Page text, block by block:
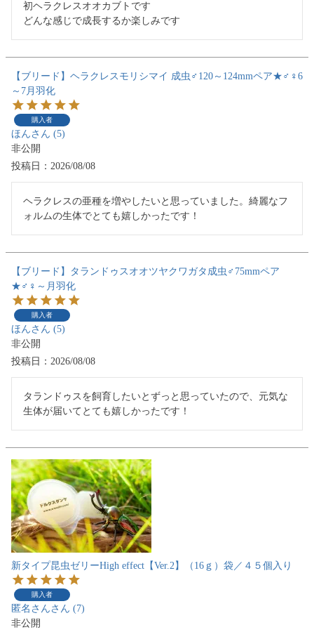
初ヘラクレスオオカブトです
どんな感じで成長するか楽しみです
【ブリード】ヘラクレスモリシマイ 成虫♂120～124mmペア★♂♀6
～7月羽化
購入者
ほん
5
非公開
投稿日
2026/08/08
ヘラクレスの亜種を増やしたいと思っていました。綺麗なフ
ォルムの生体でとても嬉しかったです！
【ブリード】タランドゥスオオツヤクワガタ成虫♂75mmペア
★♂♀～月羽化
購入者
ほん
5
非公開
投稿日
2026/08/08
タランドゥスを飼育したいとずっと思っていたので、元気な
生体が届いてとても嬉しかったです！
新タイプ昆虫ゼリーHigh effect【Ver.2】（16ｇ）袋／４５個入り
購入者
匿名さん
7
非公開